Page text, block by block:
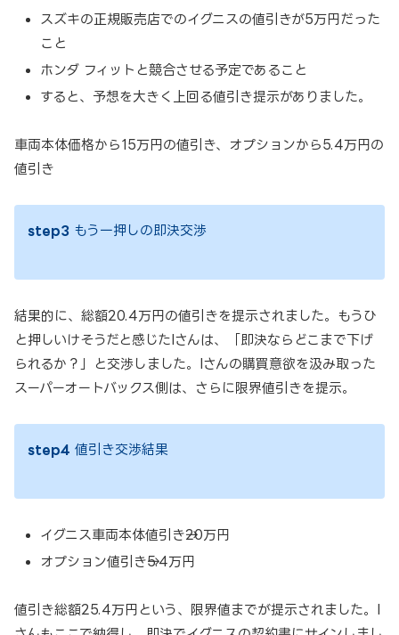
スズキの正規販売店でのイグニスの値引きが5万円だった
こと
ホンダ フィットと競合させる予定であること
すると、予想を大きく上回る値引き提示がありました。
車両本体価格から15万円の値引き、オプションから5.4万円の
値引き
step3 もう一押しの即決交渉
結果的に、総額20.4万円の値引きを提示されました。もうひ
と押しいけそうだと感じたIさんは、「即決ならどこまで下げ
られるか？」と交渉しました。Iさんの購買意欲を汲み取った
スーパーオートバックス側は、さらに限界値引きを提示。
step4 値引き交渉結果
イグニス車両本体値引き→20万円
オプション値引き→5.4万円
値引き総額25.4万円という、限界値までが提示されました。I